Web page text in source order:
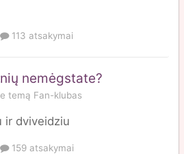
113 atsakymai
nemėgstate?
temą Fan-klubas
ir dviveidziu
159 atsakymai